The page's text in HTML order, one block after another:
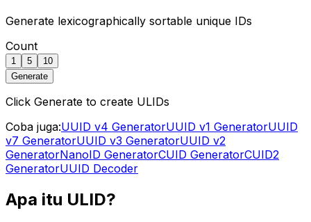
Generate lexicographically sortable unique IDs
Count
1 5
10
Generate
Click Generate to create ULIDs
Coba juga:UUID v4 GeneratorUUID v1 GeneratorUUID
v7 GeneratorUUID v3 GeneratorUUID v2
GeneratorNanoID GeneratorCUID GeneratorCUID2
GeneratorUUID Decoder
Apa itu ULID?